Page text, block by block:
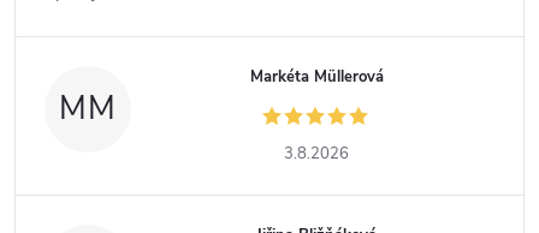
MM
Markéta Müllerová
3.8.2026